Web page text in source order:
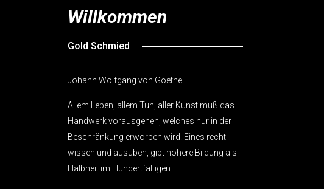
Willkommen
Gold Schmied
Johann Wolfgang von Goethe
Allem Leben, allem Tun, aller Kunst muß das
Handwerk vorausgehen, welches nur in der
Beschränkung erworben wird. Eines recht
wissen und ausüben, gibt höhere Bildung als
Halbheit im Hundertfältigen.